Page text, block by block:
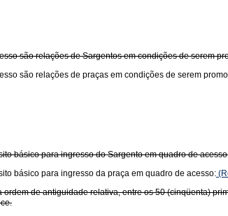
são relações de Sargentos em condições de serem
são relações de praças em condições de serem
básico para ingresso do Sargento em quadro de
básico para ingresso da praça em quadro de acesso:
ordem de antiguidade relativa, entre os 50 (cinqüenta)